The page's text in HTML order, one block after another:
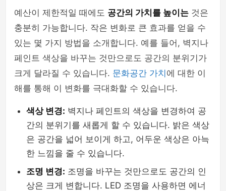
예산이 제한적일 때에도 공간의 가치를 높이는 것은
충분히 가능합니다. 작은 변화로 큰 효과를 얻을 수
있는 몇 가지 방법을 소개합니다. 예를 들어, 벽지나
페인트 색상을 바꾸는 것만으로도 공간의 분위기가
크게 달라질 수 있습니다. 문화공간 가치 에 대한 이
해를 통해 이 변화를 극대화할 수 있습니다.
색상 변경: 벽지나 페인트의 색상을 변경하여 공
간의 분위기를 새롭게 할 수 있습니다. 밝은 색상
은 공간을 넓어 보이게 하고, 어두운 색상은 아늑
한 느낌을 줄 수 있습니다.
조명 변경: 조명을 바꾸는 것만으로도 공간의 인
상은 크게 변합니다. LED 조명을 사용하면 에너